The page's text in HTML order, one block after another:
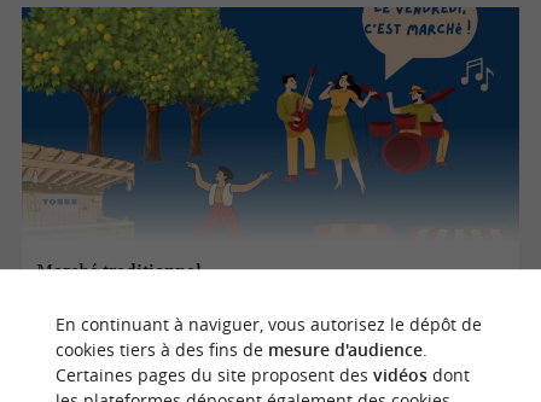
Marché traditionnel
07/08/2026
En continuant à naviguer, vous autorisez le dépôt de
cookies tiers à des fins de mesure d'audience.
Certaines pages du site proposent des vidéosdont